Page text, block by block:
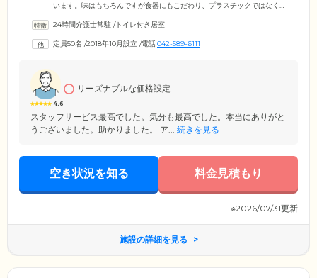
います。味はもちろんですが食器にもこだわり、プラスチックではなく
けるように努めています。特別食のときはお膳に乗りきらないほどの品
さいます。毎月のご当地グルメは「はじめて食べる味」に出会う機会と
24時間介護士常駐 /トイレ付き居室
定員50名 /2018年10月設立 /電話042-589-6111
4.6
リーズナブルな価格設定
スタッフサービス最高でした。気分も最高でした。本当にありがと
うございました。助かりました。 ア... 続きを見る
空き状況を知る 料金見積もり
※2026/07/31更新
施設の詳細を見る